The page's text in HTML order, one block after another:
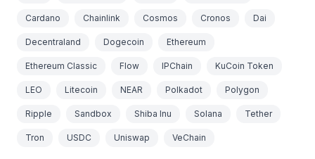
Cardano Chainlink Cosmos Cronos Dai
Decentraland Dogecoin Ethereum
Ethereum Classic Flow IPChain KuCoin Token
LEO Litecoin NEAR Polkadot Polygon
Ripple Sandbox Shiba Inu Solana Tether
Tron USDC Uniswap VeChain